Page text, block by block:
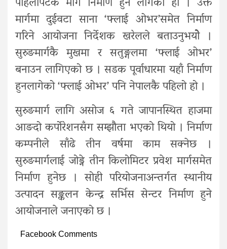
मार्गमा दुईवटा साना ‘फ्लाई ओभर’समेत निर्माण
गरिने आयोजना निर्देशक खरेलले बताउनुभयोे ।
सुरुङमार्गकै मुखमा र सतुङ्गलमा ‘फ्लाई ओभर’
बनाउन लागिएको छ । सडक पूर्वाधारमा यहाँ निर्माण
हुनलागेको ‘फ्लाई ओभर’ पनि नेपालकै पहिलो हो ।
सुरुङमार्ग लागि असोज ६ गते जापानस्थित हाजमा
आङदो कर्पोरेशनसँग सम्झौता भएको थियो । निर्माण
कम्पनीले साँढे तीन वर्षमा काम सक्नेछ ।
सुरुङमार्गलाई जोड्ने तीन किलोमिटर प्रवेश मार्गसमेत
निर्माण हुनेछ । सोही परियोजनाअन्तर्गत स्थानीय
उत्पादन सङ्कलन केन्द्र सर्भिस सेन्टर निर्माण हुने
आयोजनाले जनाएको छ ।
Facebook Comments